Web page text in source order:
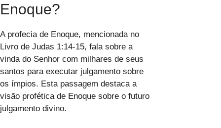
Enoque?
A profecia de Enoque, mencionada no
Livro de Judas 1:14-15, fala sobre a
vinda do Senhor com milhares de seus
santos para executar julgamento sobre
os ímpios. Esta passagem destaca a
visão profética de Enoque sobre o futuro
julgamento divino.